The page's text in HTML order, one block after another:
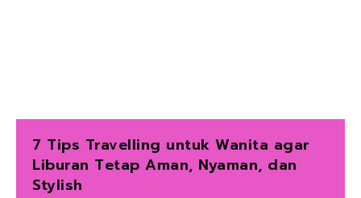
7 Tips Travelling untuk Wanita agar
Liburan Tetap Aman, Nyaman, dan
Stylish